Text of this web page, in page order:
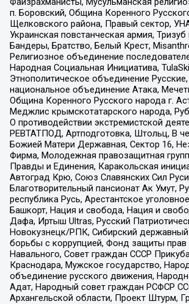
п. Боровский, Община Коренного
Щелковского района, Правый сектор,
Украинская повстанческая армия, Тризуб
Бандеры, Братство, Белый Крест,
Религиозное объединение
Народная Социальная Инициатива,
Этнополитическое объединение
национальное объединение Атака,
Община Коренного Русского народа г.
Меджлис крымскотатарского народа,
О противодействии экстремистской
РЕВТАТПОД, Артподготовка, Штольц, В
Божией Матери Державная, Сектор 16,
Фирма, Молодежная правозащитная
Правды и Единения, Каракольская
Автоград Крю, Союз Славянских Сил
Благотворительный пансионат Ак Умут,
республика Русь, Арестантское
Башкорт, Нация и свобода, Нация и
Дафа, Иртыш Ultras, Русский
Новокузнецк/РПК, Сибирский
борьбы с коррупцией, Фонд защиты
Навального, Совет граждан СССР
Краснодара, Мужское государство,
объединение русского движения,
Адат, Народный совет граждан РСФСР
Архангельской области, Проект Штурм,